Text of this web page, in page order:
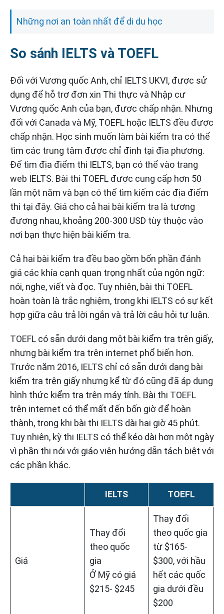
Những nơi an toàn nhất để di du học
So sánh IELTS và TOEFL
Đối với Vương quốc Anh, chỉ IELTS UKVI, được sử
dụng để hỗ trợ đơn xin Thị thực và Nhập cư
Vương quốc Anh của bạn, được chấp nhận. Nhưng
đối với Canada và Mỹ, TOEFL hoặc IELTS đều được
chấp nhận. Học sinh muốn làm bài kiểm tra có thể
tìm các trung tâm được chỉ định tại địa phương.
Để tìm địa điểm thi IELTS, bạn có thể vào trang
web IELTS. Bài thi TOEFL được cung cấp hơn 50
lần một năm và bạn có thể tìm kiếm các địa điểm
thi tại đây. Giá cho cả hai bài kiểm tra là tương
đương nhau, khoảng 200-300 USD tùy thuộc vào
nơi bạn thực hiện bài kiểm tra.
Cả hai bài kiểm tra đều bao gồm bốn phần đánh
giá các khía cạnh quan trọng nhất của ngôn ngữ:
nói, nghe, viết và đọc. Tuy nhiên, bài thi TOEFL
hoàn toàn là trắc nghiệm, trong khi IELTS có sự kết
hợp giữa câu trả lời ngắn và trả lời câu hỏi tự luận.
TOEFL có sẵn dưới dạng một bài kiểm tra trên giấy,
nhưng bài kiểm tra trên internet phổ biến hơn.
Trước năm 2016, IELTS chỉ có sẵn dưới dạng bài
kiểm tra trên giấy nhưng kể từ đó cũng đã áp dụng
hình thức kiểm tra trên máy tính. Bài thi TOEFL
trên internet có thể mất đến bốn giờ để hoàn
thành, trong khi bài thi IELTS dài hai giờ 45 phút.
Tuy nhiên, kỳ thi IELTS có thể kéo dài hơn một ngày
vì phần thi nói với giáo viên hướng dẫn tách biệt với
các phần khác.
IELTS TOEFL
Giá
Thay đổi
theo quốc
gia
Ở Mỹ có giá
$215- $245
Thay đổi
theo quốc gia
từ $165-
$300, với hầu
hết các quốc
gia dưới đều
$200